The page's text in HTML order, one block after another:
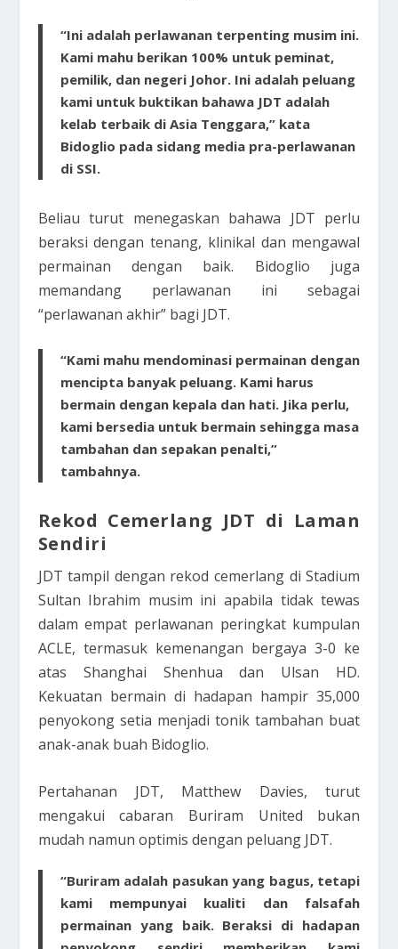
“Ini adalah perlawanan terpenting musim ini.
Kami mahu berikan 100% untuk peminat,
pemilik, dan negeri Johor. Ini adalah peluang
kami untuk buktikan bahawa JDT adalah
kelab terbaik di Asia Tenggara,” kata
Bidoglio pada sidang media pra-perlawanan
di SSI.
Beliau turut menegaskan bahawa JDT perlu
beraksi dengan tenang, klinikal dan mengawal
permainan dengan baik. Bidoglio juga
memandang perlawanan ini sebagai
“perlawanan akhir” bagi JDT.
“Kami mahu mendominasi permainan dengan
mencipta banyak peluang. Kami harus
bermain dengan kepala dan hati. Jika perlu,
kami bersedia untuk bermain sehingga masa
tambahan dan sepakan penalti,”
tambahnya.
Rekod Cemerlang JDT di Laman
Sendiri
JDT tampil dengan rekod cemerlang di Stadium
Sultan Ibrahim musim ini apabila tidak tewas
dalam empat perlawanan peringkat kumpulan
ACLE, termasuk kemenangan bergaya 3-0 ke
atas Shanghai Shenhua dan Ulsan HD.
Kekuatan bermain di hadapan hampir 35,000
penyokong setia menjadi tonik tambahan buat
anak-anak buah Bidoglio.
Pertahanan JDT, Matthew Davies, turut
mengakui cabaran Buriram United bukan
mudah namun optimis dengan peluang JDT.
“Buriram adalah pasukan yang bagus, tetapi
kami mempunyai kualiti dan falsafah
permainan yang baik. Beraksi di hadapan